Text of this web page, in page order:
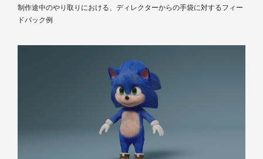
制作途中のやり取りにおける、ディレクターからの手袋に対するフィー
ドバック例